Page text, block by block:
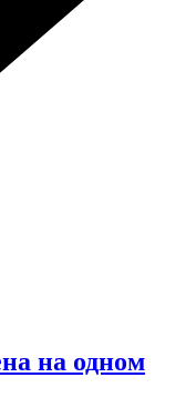
на одном